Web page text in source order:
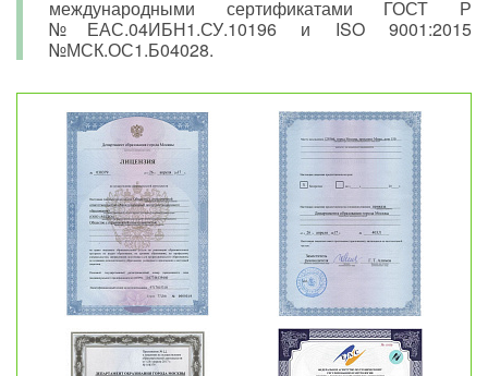
международными сертификатами ГОСТ Р
№ЕАС.04ИБН1.СУ.10196 и ISO 9001:2015
№МСК.ОС1.Б04028.